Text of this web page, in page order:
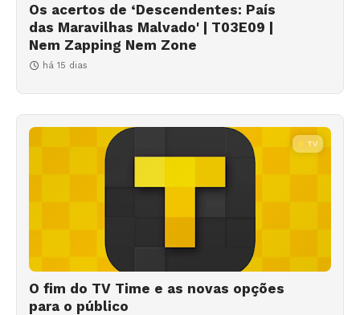
Os acertos de ‘Descendentes: País
das Maravilhas Malvado' | T03E09 |
Nem Zapping Nem Zone
há 15 dias
TV
O fim do TV Time e as novas opções
para o público